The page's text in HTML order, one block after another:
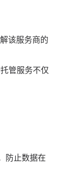
该服务商的
管服务不仅
防止数据在